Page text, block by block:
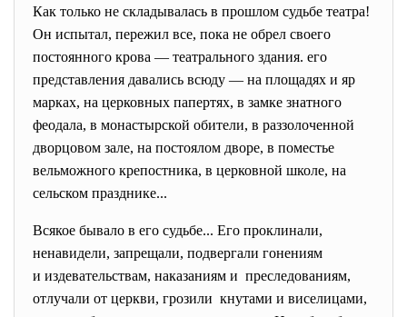
Как только не складывалась в прошлом судьбе театра!
Он испытал, пережил все, пока не обрел своего
постоянного крова — театрального здания. его
представления давались всюду — на площадях и яр
марках, на церковных папертях, в замке знатного
феодала, в монастырской обители, в раззолоченной
дворцовом зале, на постоялом дворе, в поместье
вельможного крепостника, в церковной школе, на
сельском празднике...
Всякое бывало в его судьбе... Его проклинали,
ненавидели, запрещали, подвергали гонениям
и издевательствам, наказаниям и преследованиям,
отлучали от церкви, грозили кнутами и виселицами,